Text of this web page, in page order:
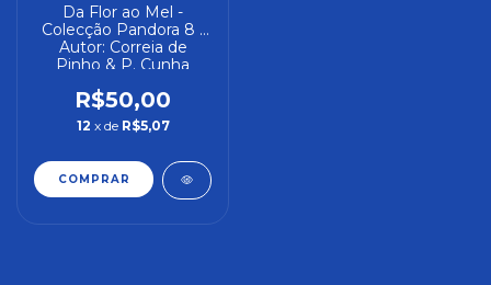
Da Flor ao Mel -
Colecção Pandora 8 -
Autor: Correia de
Pinho & P. Cunha
R$50,00
12 x de R$5,07